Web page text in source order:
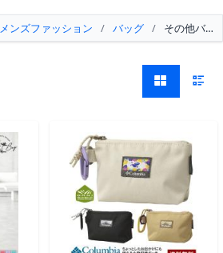
メンズファッション / バッグ / その他バッ